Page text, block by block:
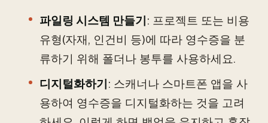
파일링 시스템 만들기: 프로젝트 또는 비용
유형(자재, 인건비 등)에 따라 영수증을 분
류하기 위해 폴더나 봉투를 사용하세요.
디지털화하기: 스캐너나 스마트폰 앱을 사
용하여 영수증을 디지털화하는 것을 고려